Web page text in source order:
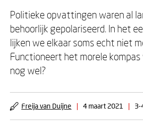
Politieke opvattingen waren al
behoorlijk gepolariseerd. In het
lijken we elkaar soms echt niet
Functioneert het morele kompas
nog wel?
Freija van Duijne | 4 maart 2021 | 3-